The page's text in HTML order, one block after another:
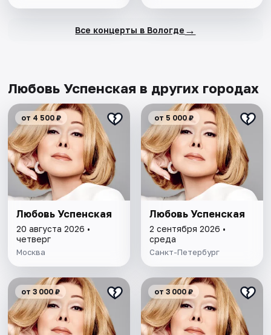
Все концерты в Вологде →
Любовь Успенская в других городах
от 4 500 ₽
Любовь Успенская
20 августа 2026 •
четверг
Москва
от 5 000 ₽
Любовь Успенская
2 сентября 2026 •
среда
Санкт-Петербург
от 3 000 ₽ от 3 000 ₽